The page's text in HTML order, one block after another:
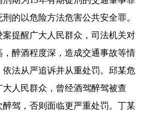
的以危险方法危害公共安全罪。
提醒广大人民群众，司法机关对
，醉酒程度深，造成交通事故等情
法从严追诉并从重处罚。邱某危
大人民群众，曾经酒驾醉驾被查
驾，否则面临更严重处罚。丁某